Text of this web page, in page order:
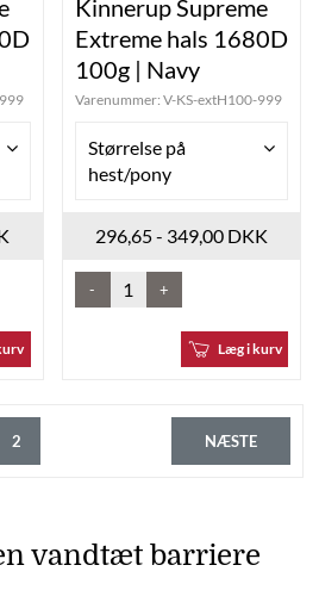
Kinnerup Supreme
Extreme hals 1680D
100g | Navy
Varenummer: V-KS-extH100-999
Størrelse på
hest/pony
296,65 - 349,00 DKK
- +
Læg i kurv
2 NÆSTE
vandtæt barriere